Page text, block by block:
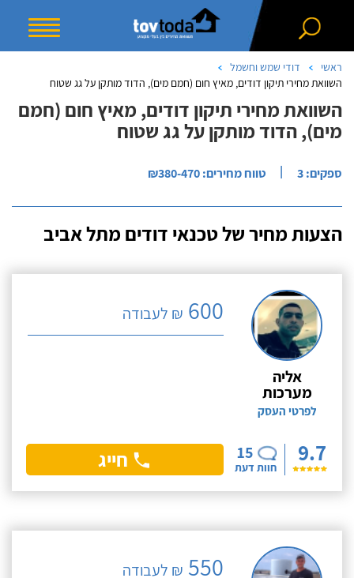
ראשי
דודי שמש וחשמל
השוואת מחירי תיקון דודים, מאיץ חום (חמם מים), הדוד מותקן על גג שטוח
השוואת מחירי תיקון דודים, מאיץ חום (חמם
מים), הדוד מותקן על גג שטוח
ספקים: 3 | טווח מחירים: ₪380-470
הצעות מחיר של טכנאי דודים מתל אביב
אליה
מערכות
לפרטי העסק
9.7
15
חוות דעת
600 ₪ לעבודה
חייג
550 ₪ לעבודה